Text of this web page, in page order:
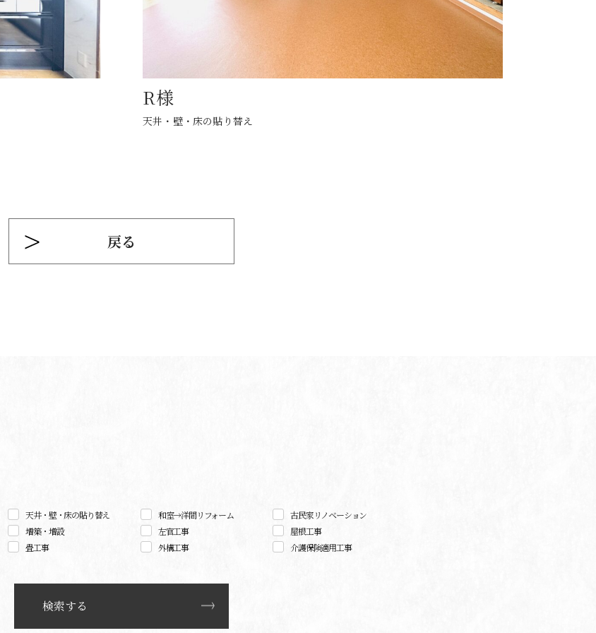
R様
天井・壁・床の貼り替え
戻る
天井・壁・床の貼り替え 和室→洋間リフォーム
古民家リノベーション
増築・増設 左官工事
屋根工事
畳工事 外構工事 介護保険適用工事